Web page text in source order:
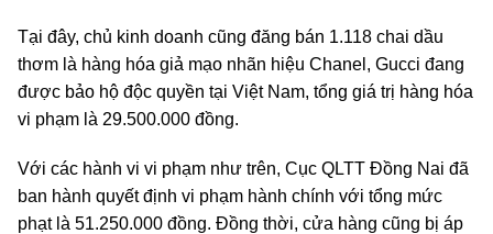
Tại đây, chủ kinh doanh cũng đăng bán 1.118 chai dầu
thơm là hàng hóa giả mạo nhãn hiệu Chanel, Gucci đang
được bảo hộ độc quyền tại Việt Nam, tổng giá trị hàng hóa
vi phạm là 29.500.000 đồng.
Với các hành vi vi phạm như trên, Cục QLTT Đồng Nai đã
ban hành quyết định vi phạm hành chính với tổng mức
phạt là 51.250.000 đồng. Đồng thời, cửa hàng cũng bị áp